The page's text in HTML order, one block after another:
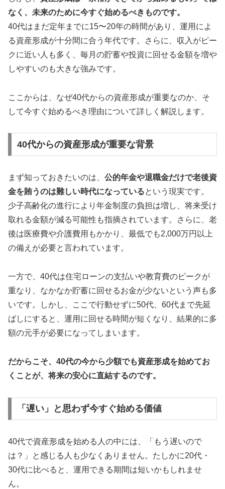
なく、未来のために今すぐ始めるべきものです。
40代はまだ定年までに15〜20年の時間があり、運用によ
る資産形成が十分間に合う年代です。さらに、収入がピー
クに近い人も多く、毎月の貯蓄や投資に回せる金額を増や
しやすいのも大きな強みです。
ここからは、なぜ40代からの資産形成が重要なのか、そ
して今すぐ始めるべき理由について詳しく解説します。
40代からの資産形成が重要な背景
まず知っておきたいのは、 公的年金や退職金だけで老後資
金を賄うのは難しい時代になっているという現実です。
少子高齢化の進行により年金制度の負担は増し、将来受け
取れる金額が減る可能性も指摘されています。さらに、老
後は医療費や介護費用もかかり、最低でも2,000万円以上
の備えが必要と言われています。
一方で、40代は住宅ローンの支払いや教育費のピークが
重なり、なかなか貯蓄に回せるお金が少ないという声も多
いです。しかし、ここで行動せずに50代、60代まで先延
ばしにすると、運用に回せる時間が短くなり、結果的に多
額の元手が必要になってしまいます。
だからこそ、40代の今から少額でも資産形成を始めてお
くことが、将来の安心に直結するのです。
「遅い」と思わず今すぐ始める価値
40代で資産形成を始める人の中には、「もう遅いので
は？」と感じる人も少なくありません。たしかに20代・
30代に比べると、運用できる期間は短いかもしれませ
ん。